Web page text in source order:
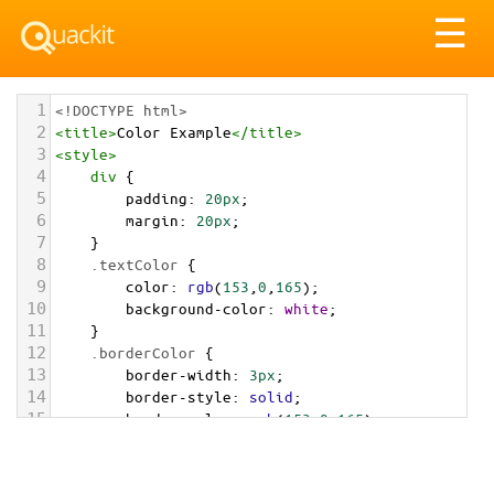
☰
1 <!DOCTYPE html>
2 <title>Color Example</title>
3 <style>
4 div {
5 padding: 20px;
6 margin: 20px;
7 }
8 .textColor {
9 color: rgb(153 0 165);
10 background-color: white;
11 }
12 .borderColor {
13 border-width: 3px;
14 border-style: solid;
15 border-color: rgb(153,0,165);